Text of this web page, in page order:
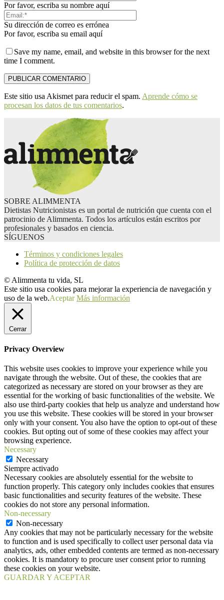
Por favor, escriba su nombre aquí
Su dirección de correo es errónea
Por favor, escriba su email aquí
Save my name, email, and website in this browser for the next
time I comment.
Este sitio usa Akismet para reducir el spam. Aprende cómo se
procesan los datos de tus comentarios.
SOBRE ALIMMENTA
Dietistas Nutricionistas es un portal de nutrición que cuenta con el
patrocinio de Alimmenta. Todos los artículos están escritos por
profesionales y basados en ciencia.
SÍGUENOS
Términos y condiciones legales
Política de protección de datos
© Alimmenta tu vida, SL
Este sitio usa cookies para mejorar la experiencia de navegación y
uso de la web.Aceptar Más información
Cerrar
Privacy Overview
This website uses cookies to improve your experience while you
navigate through the website. Out of these, the cookies that are
categorized as necessary are stored on your browser as they are
essential for the working of basic functionalities of the website. We
also use third-party cookies that help us analyze and understand how
you use this website. These cookies will be stored in your browser
only with your consent. You also have the option to opt-out of these
cookies. But opting out of some of these cookies may affect your
browsing experience.
Necessary
Necessary
Siempre activado
Necessary cookies are absolutely essential for the website to
function properly. This category only includes cookies that ensures
basic functionalities and security features of the website. These
cookies do not store any personal information.
Non-necessary
Non-necessary
Any cookies that may not be particularly necessary for the website
to function and is used specifically to collect user personal data via
analytics, ads, other embedded contents are termed as non-necessary
cookies. It is mandatory to procure user consent prior to running
these cookies on your website.
GUARDAR Y ACEPTAR